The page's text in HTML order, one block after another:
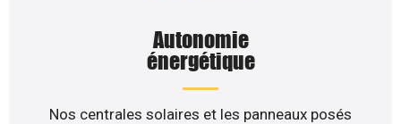
Autonomie
énergétique
Nos centrales solaires et les panneaux posés